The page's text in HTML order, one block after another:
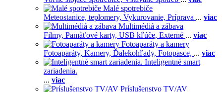
Malé spotrebiče
Meteostanice, teplomery, Vykurovanie, Príprava ... viac
Multimédiá a zábava
Filmy, Pamäťové karty, USB kľúče, Externé ... viac
Fotoaparáty a kamery
Fotoaparáty, Kamery, Ďalekohľady, Fotopasce, ... viac
Inteligentné smart
zariadenia.
... viac
Príslušenstvo TV/AV